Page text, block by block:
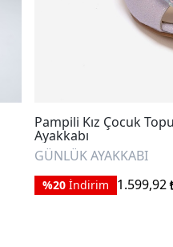
Pampili Kız Çocuk
Ayakkabı
GÜNLÜK AYAKKABI
%20 İndirim 1.599,92